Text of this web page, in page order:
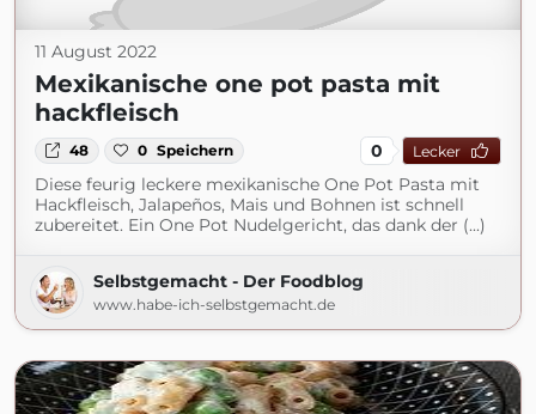
11 August 2022
Mexikanische one pot pasta mit
hackfleisch
48 0 Speichern 0 Lecker
Diese feurig leckere mexikanische One Pot Pasta mit
Hackfleisch, Jalapeños, Mais und Bohnen ist schnell
zubereitet. Ein One Pot Nudelgericht, das dank der (...)
Selbstgemacht - Der Foodblog
www.habe-ich-selbstgemacht.de